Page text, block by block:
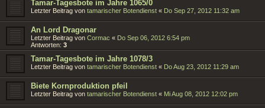
Tamar-Tagesbote im Jahre 1065/0
Letzter Beitrag von tamarischer Botendienst « Do Sep 27, 2012 11:32 am
An Lord Dragonar
Letzter Beitrag von Cormac « Do Sep 06, 2012 6:54 pm
Antworten: 3
Tamar-Tagesbote im Jahre 1078/3
Letzter Beitrag von tamarischer Botendienst « Do Aug 23, 2012 11:29 am
Biete Kornproduktion pfeil
Letzter Beitrag von tamarischer Botendienst « Mi Aug 08, 2012 12:02 pm